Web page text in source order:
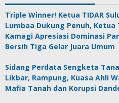
Triple Winner! Ketua TIDAR
Lumbaa Dukung Penuh, Ketua
Kamagi Apresiasi Dominasi
Bersih Tiga Gelar Juara Umum
Sidang Perdata Sengketa
Likbar, Rampung, Kuasa Ahli
Mafia Tanah dan Korupsi